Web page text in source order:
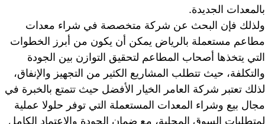
بالمعدات الجديدة.
ولذلك فإن البحث عن شركة متخصصة في شراء معدات
مطاعم مستعملة بالرياض يمكن أن يكون من أبرز الخطوات
التي يتخذها أصحاب المطاعم لتحقيق التوازن بين الجودة
والتكلفة، حيث تتطلب المشاريع الكثير من التجهيز والإنفاق،
لذلك تعتبر شركة العامر الخيار الأفضل حيث تتمتع بالخبرة في
مجال بيع وشراء المعدات المستعملة التي توفر حلولا عملية
لمتطلبات السوق المحلية، مع ضمان الجودة والاعتماد الكامل